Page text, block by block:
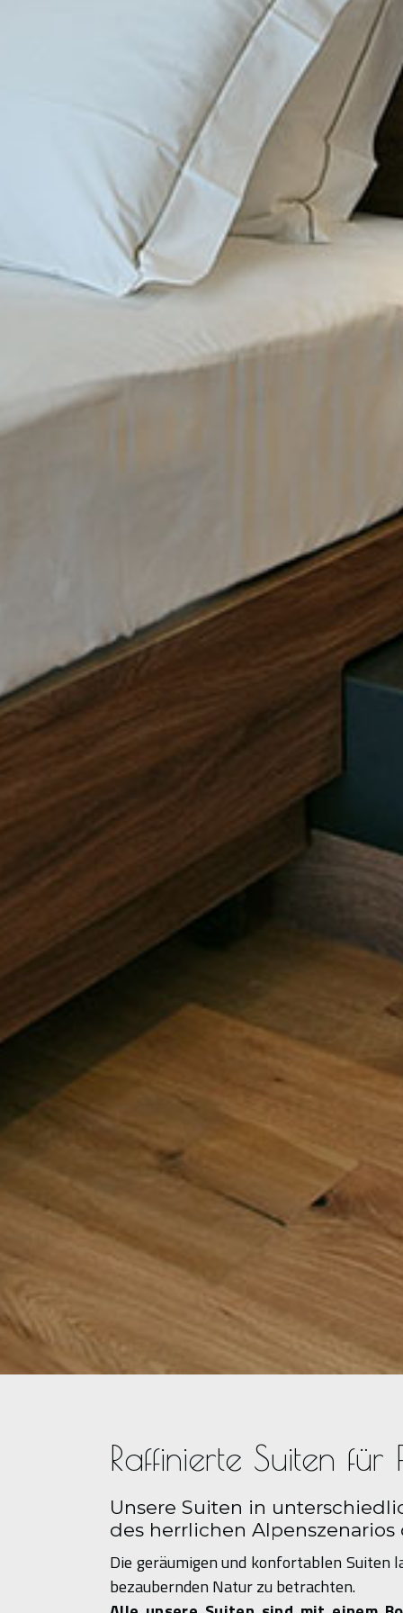
Raffinierte Suiten
Unsere Suiten in
des herrlichen
Die geräumigen und konfortablen Suiten
bezaubernden Natur zu betrachten.